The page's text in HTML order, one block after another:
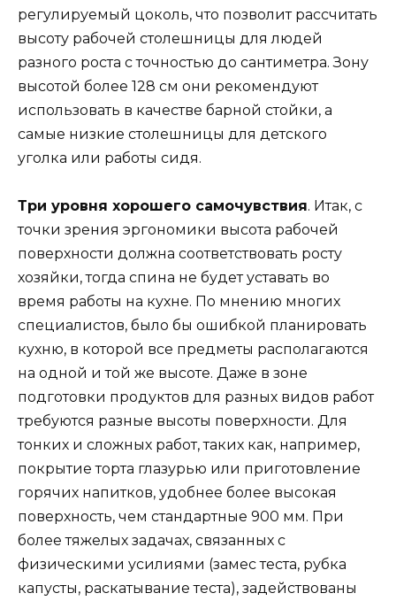
регулируемый цоколь, что позволит рассчитать
высоту рабочей столешницы для людей
разного роста с точностью до сантиметра. Зону
высотой более 128 см они рекомендуют
использовать в качестве барной стойки, а
самые низкие столешницы для детского
уголка или работы сидя.
Три уровня хорошего самочувствия. Итак, с
точки зрения эргономики высота рабочей
поверхности должна соответствовать росту
хозяйки, тогда спина не будет уставать во
время работы на кухне. По мнению многих
специалистов, было бы ошибкой планировать
кухню, в которой все предметы располагаются
на одной и той же высоте. Даже в зоне
подготовки продуктов для разных видов работ
требуются разные высоты поверхности. Для
тонких и сложных работ, таких как, например,
покрытие торта глазурью или приготовление
горячих напитков, удобнее более высокая
поверхность, чем стандартные 900 мм. При
более тяжелых задачах, связанных с
физическими усилиями (замес теста, рубка
капусты, раскатывание теста), задействованы